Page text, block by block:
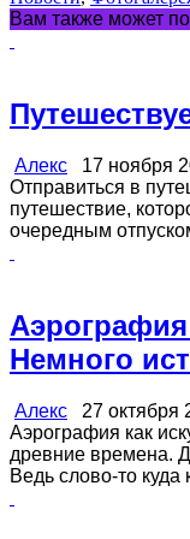
Вам также может
Алекс 17 ноября
Отправиться в
путешествие,
очередным
Аэрография
Немного
Алекс 27 октября
Аэрография как
древние времена.
Ведь слово-то куда